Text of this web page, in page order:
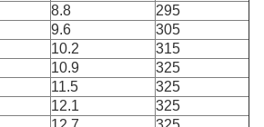
8.8
295
9.6
305
10.2
315
10.9
325
11.5
325
12.1
325